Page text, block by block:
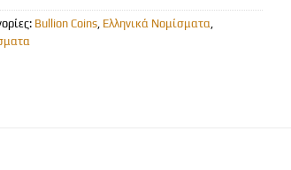
Bullion Coins Ελληνικά Νομίσματα